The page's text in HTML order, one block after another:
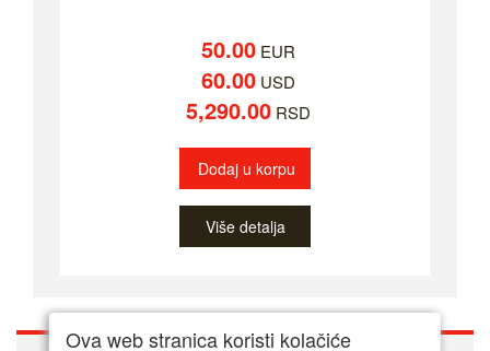
50.00EUR
60.00USD
5,290.00RSD
Dodaj u korpu
Više detalja
Ova web stranica koristi kolačiće